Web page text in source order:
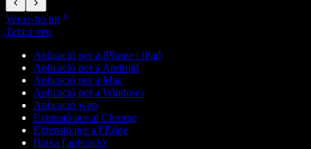
Veure-ho tot
Text a veu
Aplicació per a iPhone i iPad
Aplicació per a Android
Aplicació per a Mac
Aplicació per a Windows
Aplicació web
Extensió per al Chrome
Extensió per a l’Edge
Baixa l'aplicació